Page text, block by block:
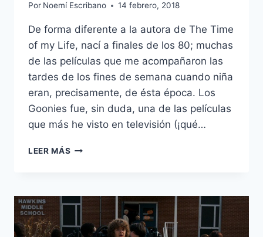
Por Noemí Escribano 14 febrero, 2018
De forma diferente a la autora de The Time
of my Life, nací a finales de los 80; muchas
de las películas que me acompañaron las
tardes de los fines de semana cuando niña
eran, precisamente, de ésta época. Los
Goonies fue, sin duda, una de las películas
que más he visto en televisión (¡qué…
LEER MÁS THE
LIFE
PARA
INCONDICIONALES